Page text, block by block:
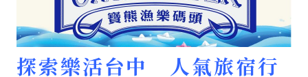
探索樂活台中 人氣旅宿行